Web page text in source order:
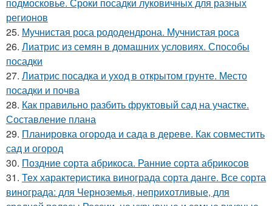
регионов
25. Мучнистая роса рододендрона. Мучнистая роса
26. Лиатрис из семян в домашних условиях. Способы
посадки
27. Лиатрис посадка и уход в открытом грунте. Место
посадки и почва
28. Как правильно разбить фруктовый сад на участке.
Составление плана
29. Планировка огорода и сада в дереве. Как совместить
сад и огород
30. Поздние сорта абрикоса. Ранние сорта абрикосов
31. Тех характеристика винограда сорта данге. Все сорта
винограда: для Черноземья, неприхотливые, для